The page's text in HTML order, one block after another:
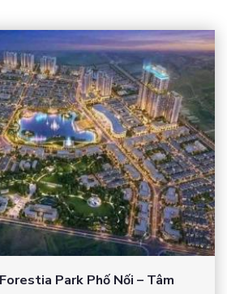
Park Phố Nối – Tâm